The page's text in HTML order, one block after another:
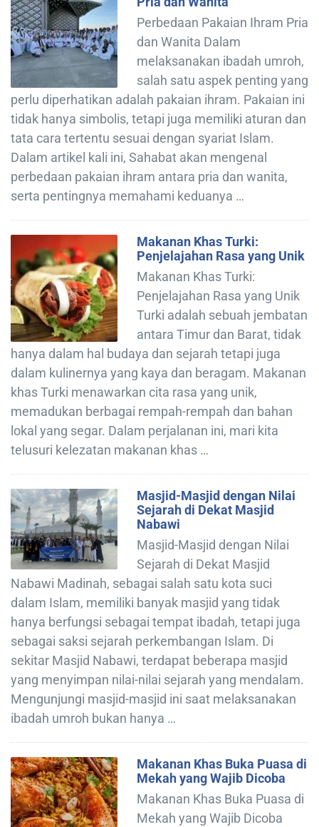
Perbedaan Pakaian Ihram Pria
dan Wanita Dalam
melaksanakan ibadah umroh,
salah satu aspek penting yang
perlu diperhatikan adalah pakaian ihram. Pakaian ini
tidak hanya simbolis, tetapi juga memiliki aturan dan
tata cara tertentu sesuai dengan syariat Islam.
Dalam artikel kali ini, Sahabat akan mengenal
perbedaan pakaian ihram antara pria dan wanita,
serta pentingnya memahami keduanya …
Makanan Khas Turki:
Penjelajahan Rasa yang Unik
Makanan Khas Turki:
Penjelajahan Rasa yang Unik
Turki adalah sebuah jembatan
antara Timur dan Barat, tidak
hanya dalam hal budaya dan sejarah tetapi juga
dalam kulinernya yang kaya dan beragam. Makanan
khas Turki menawarkan cita rasa yang unik,
memadukan berbagai rempah-rempah dan bahan
lokal yang segar. Dalam perjalanan ini, mari kita
telusuri kelezatan makanan khas …
Masjid-Masjid dengan Nilai
Sejarah di Dekat Masjid
Nabawi
Masjid-Masjid dengan Nilai
Sejarah di Dekat Masjid
Nabawi Madinah, sebagai salah satu kota suci
dalam Islam, memiliki banyak masjid yang tidak
hanya berfungsi sebagai tempat ibadah, tetapi juga
sebagai saksi sejarah perkembangan Islam. Di
sekitar Masjid Nabawi, terdapat beberapa masjid
yang menyimpan nilai-nilai sejarah yang mendalam.
Mengunjungi masjid-masjid ini saat melaksanakan
ibadah umroh bukan hanya …
Makanan Khas Buka Puasa di
Mekah yang Wajib Dicoba
Makanan Khas Buka Puasa di
Mekah yang Wajib Dicoba